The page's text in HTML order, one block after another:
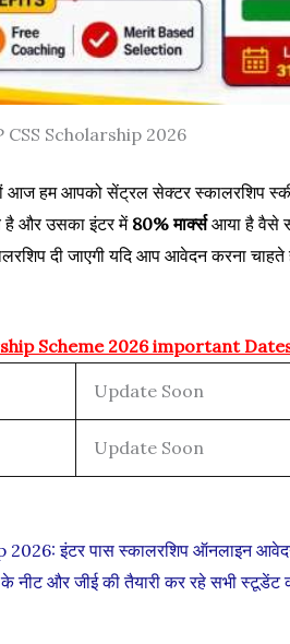
CSS Scholarship 2026
आज हम आपको सेंट्रल सेक्टर स्कालरशिप
है और उसका इंटर में 80% मार्क्सआया है वैसे
दी जाएगी यदि आप आवेदन करना चाहते है
Scheme 2026 important
Update Soon
Update Soon
इंटर पास स्कालरशिप ऑनलाइन
और जीई की तैयारी कर रहे सभी स्टूडेंट